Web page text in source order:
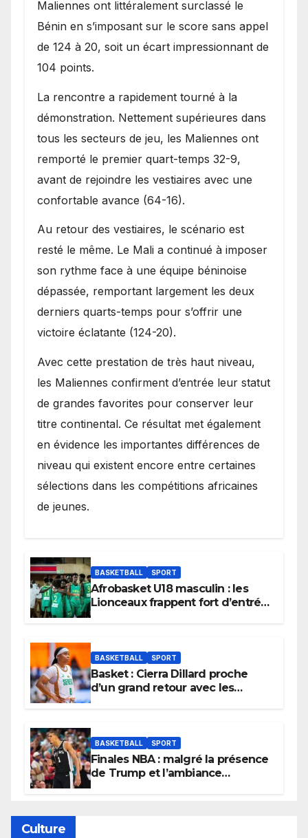
Maliennes ont littéralement surclassé le
Bénin en s’imposant sur le score sans appel
de 124 à 20, soit un écart impressionnant de
104 points.
La rencontre a rapidement tourné à la
démonstration. Nettement supérieures dans
tous les secteurs de jeu, les Maliennes ont
remporté le premier quart-temps 32-9,
avant de rejoindre les vestiaires avec une
confortable avance (64-16).
Au retour des vestiaires, le scénario est
resté le même. Le Mali a continué à imposer
son rythme face à une équipe béninoise
dépassée, remportant largement les deux
derniers quarts-temps pour s’offrir une
victoire éclatante (124-20).
Avec cette prestation de très haut niveau,
les Maliennes confirment d’entrée leur statut
de grandes favorites pour conserver leur
titre continental. Ce résultat met également
en évidence les importantes différences de
niveau qui existent encore entre certaines
sélections dans les compétitions africaines
de jeunes.
BASKETBALL SPORT
Afrobasket U18 masculin : les
Lionceaux frappent fort d’entrée
BASKETBALL SPORT
Basket : Cierra Dillard proche
d’un grand retour avec les
BASKETBALL SPORT
Finales NBA : malgré la présence
de Trump et l’ambiance
Culture